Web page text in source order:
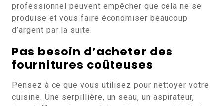
professionnel peuvent empêcher que cela ne se
produise et vous faire économiser beaucoup
d’argent par la suite.
Pas besoin d’acheter des
fournitures coûteuses
Pensez à ce que vous utilisez pour nettoyer votre
cuisine. Une serpillière, un seau, un aspirateur,